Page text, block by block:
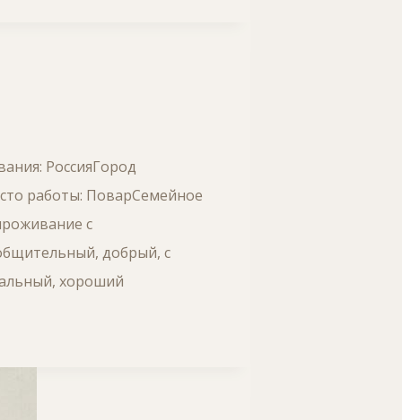
РоссияГород
работы: ПоварСемейное
с
добрый, с
хороший